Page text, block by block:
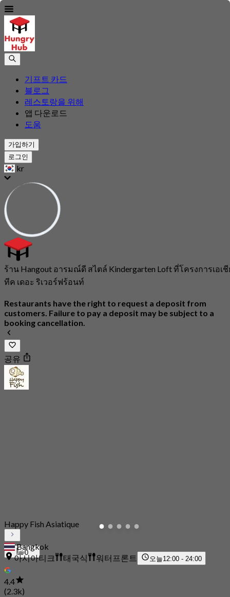
기프트 카드
블로그
레스토랑을 위해
앱 다운로드
도움
가입하기
로그인
kr
ร้าน Hangout อารมณ์ดี สไตล์ Kindergarten Loft ที่โครงการเอเชี
ทีค เดอะ ริเวอร์ฟร้อนท์
Restaurants have the right to request a deposit from
customers. Failure to pay a deposit may be subject to a
booking cancellation.
공유
0
Happy Fish Asiatique
Bangkok
아시아티크
태국식 워터프론트 오늘12:00 - 24:00
4.4
(2.3k)